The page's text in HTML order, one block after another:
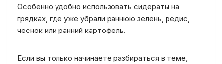
Особенно удобно использовать сидераты на
грядках, где уже убрали раннюю зелень, редис,
чеснок или ранний картофель.
Если вы только начинаете разбираться в теме,